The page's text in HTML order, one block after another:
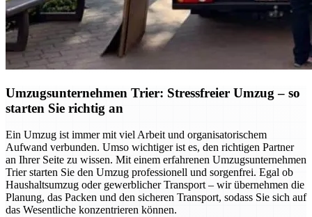
Umzugsunternehmen Trier: Stressfreier Umzug – so
starten Sie richtig an
Ein Umzug ist immer mit viel Arbeit und organisatorischem
Aufwand verbunden. Umso wichtiger ist es, den richtigen Partner
an Ihrer Seite zu wissen. Mit einem erfahrenen Umzugsunternehmen
Trier starten Sie den Umzug professionell und sorgenfrei. Egal ob
Haushaltsumzug oder gewerblicher Transport – wir übernehmen die
Planung, das Packen und den sicheren Transport, sodass Sie sich auf
das Wesentliche konzentrieren können.